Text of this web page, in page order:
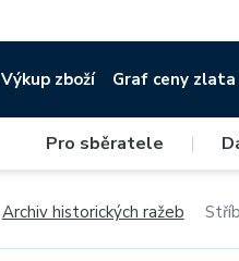
Výkup zboží Graf ceny zlata
Pro sběratele |
Archiv historických ražeb